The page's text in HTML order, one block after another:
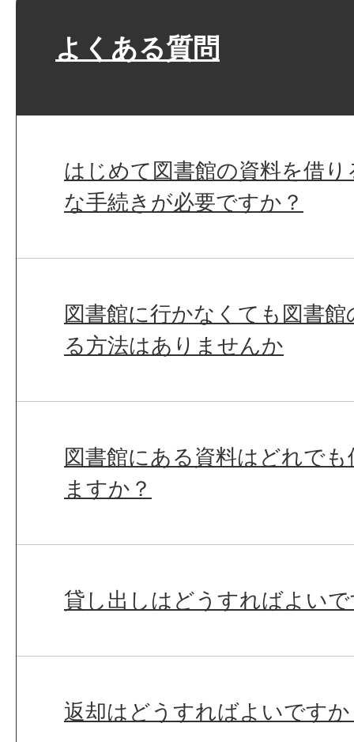
よくある質問
はじめて図書館の資料を借
な手続きが必要ですか？
図書館に行かなくても図書
る方法はありませんか
図書館にある資料はどれで
ますか？
貸し出しはどうすればよい
返却はどうすればよいです